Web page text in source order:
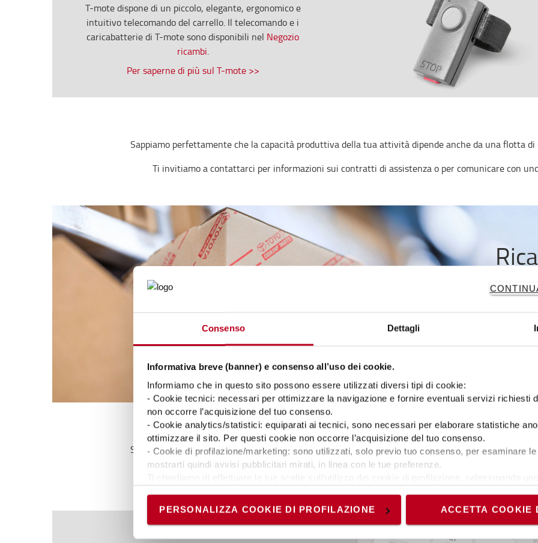
Consenso Dettagli
Informativa breve (banner) e consenso all’uso dei cookie.
Informiamo che in questo sito possono essere utilizzati diversi tipi di cookie:
- Cookie tecnici: necessari per ottimizzare la navigazione e fornire eventuali servizi richiesti
non occorre l’acquisizione del tuo consenso.
- Cookie analytics/statistici: equiparati ai tecnici, sono necessari per elaborare statistiche
ottimizzare il sito. Per questi cookie non occorre l’acquisizione del tuo consenso.
- Cookie di profilazione/marketing: sono utilizzati, solo previo tuo consenso, per esaminare
mostrarti quindi avvisi pubblicitari mirati, in linea con le tue preferenze.
permanere dei soli cookie tecnici ed analytics, per i quali non occorre il tuo consenso. Potrai
scelte in qualsiasi momento, accedendo al link presente nel footer.
PERSONALIZZA COOKIE DI PROFILAZIONE ACCETTA COOKIE
T-mote dispone di un piccolo, elegante, ergonomico e
intuitivo telecomando del carrello. Il telecomando e i
caricabatterie di T-mote sono disponibili nel Negozio
ricambi.
Per saperne di più sul T-mote >>
Sappiamo perfettamente che la capacità produttiva della tua attività dipende anche da una flotta
Ti invitiamo a contattarci per informazioni sui contratti di assistenza o per comunicare con
che
sicurezza
Sappiamo perfettamente che la capacità produttiva della tua attività dipende anche da una flotta
Ti invitiamo a contattarci per informazioni sui contratti di assistenza o per comunicare con